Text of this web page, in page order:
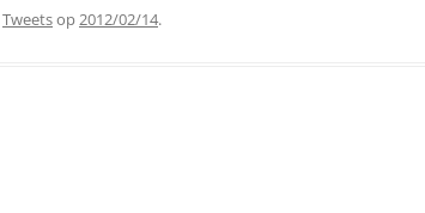
Tweetsop2012/02/14.